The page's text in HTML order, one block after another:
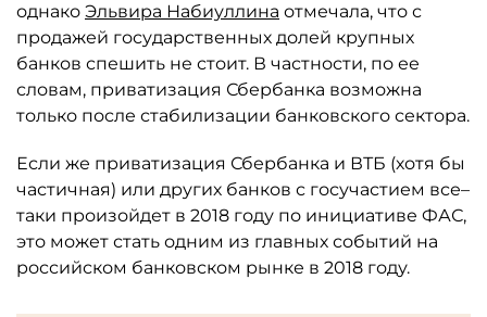
однако Эльвира Набиуллина отмечала, что с
продажей государственных долей крупных
банков спешить не стоит. В частности, по ее
словам, приватизация Сбербанка возможна
только после стабилизации банковского сектора.
Если же приватизация Сбербанка и ВТБ (хотя бы
частичная) или других банков с госучастием все–
таки произойдет в 2018 году по инициативе ФАС,
это может стать одним из главных событий на
российском банковском рынке в 2018 году.